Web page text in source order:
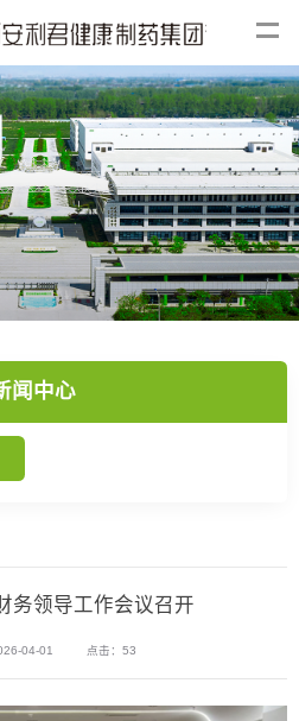
闻中心
务领导工作会议召开
04-01 点击：53